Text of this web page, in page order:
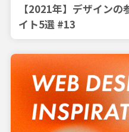
【2021年】デザイン
イト5選 #13